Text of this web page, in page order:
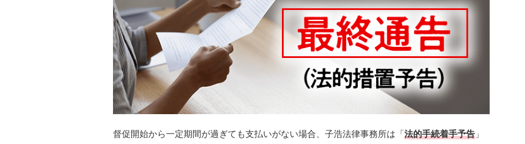
督促開始から一定期間が過ぎても支払いがない場合、子浩法律事務所は「法的手続着手予告 」